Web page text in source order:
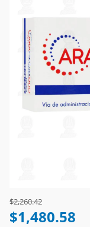
Price reduced from
$2,260.42to
$1,480.58